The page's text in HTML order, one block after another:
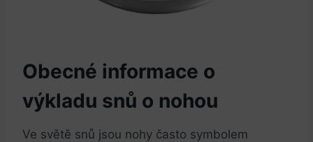
Obecné informace o
výkladu snů o nohou
Ve světě snů jsou nohy často symbolem